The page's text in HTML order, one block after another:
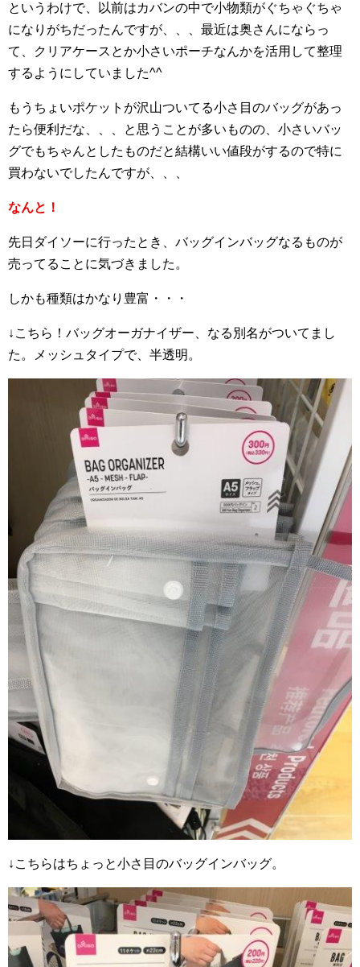
というわけで、以前はカバンの中で小物類がぐちゃぐちゃ
になりがちだったんですが、、、最近は奥さんにならっ
て、クリアケースとか小さいポーチなんかを活用して整理
するようにしていました^^
もうちょいポケットが沢山ついてる小さ目のバッグがあっ
たら便利だな、、、と思うことが多いものの、小さいバッ
グでもちゃんとしたものだと結構いい値段がするので特に
買わないでしたんですが、、、
なんと！
先日ダイソーに行ったとき、バッグインバッグなるものが
売ってることに気づきました。
しかも種類はかなり豊富・・・
↓こちら！バッグオーガナイザー、なる別名がついてまし
た。メッシュタイプで、半透明。
↓こちらはちょっと小さ目のバッグインバッグ。